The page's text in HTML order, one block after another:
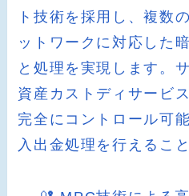
ト技術を採用し、複数
ットワークに対応した
と処理を実現します。
資産カストディサービ
完全にコントロール可
入出金処理を行えるこ